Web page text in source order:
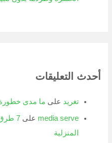
أحدث التعليقات
تغريد على ما مدى خطورة
media serve على
7
المنزلية